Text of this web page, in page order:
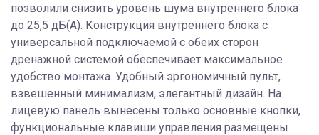
позволили снизить уровень шума внутреннего блока
до 25,5 дБ(А). Конструкция внутреннего блока с
универсальной подключаемой с обеих сторон
дренажной системой обеспечивает максимальное
удобство монтажа. Удобный эргономичный пульт,
взвешенный минимализм, элегантный дизайн. На
лицевую панель вынесены только основные кнопки,
функциональные клавиши управления размещены